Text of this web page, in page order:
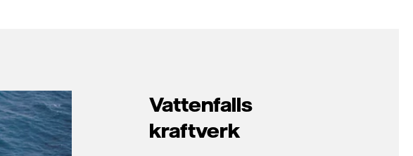
Vattenfalls
kraftverk